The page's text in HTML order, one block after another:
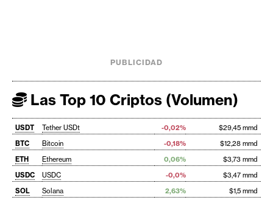
PUBLICIDAD
Las Top 10 Criptos (Volumen)
USDT Tether USDt -0,02%
$29,45 mmd
BTC
Bitcoin -0,18%
$12,28 mmd
ETH
Ethereum 0,06%
$3,73 mmd
USDC
USDC -0,0%
$3,47 mmd
SOL
Solana 2,63% $1,5 mmd